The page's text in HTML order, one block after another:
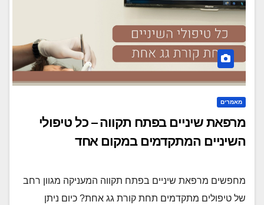
מאמרים
מרפאת שיניים בפתח תקווה – כל טיפולי
השיניים המתקדמים במקום אחד
מחפשים מרפאת שיניים בפתח תקווה המעניקה מגוון רחב
של טיפולים מתקדמים תחת קורת גג אחת? כיום ניתן